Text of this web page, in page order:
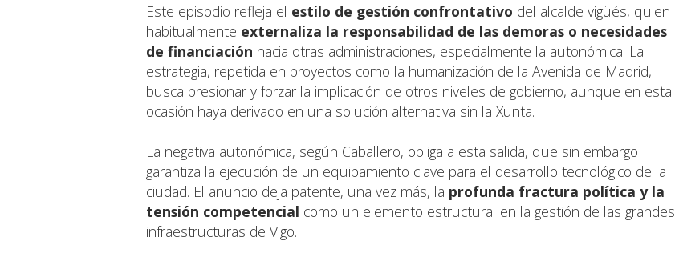
Este episodio refleja el estilo de gestión confrontativo del alcalde vigüés, quien
habitualmente externaliza la responsabilidad de las demoras o necesidades
de financiación hacia otras administraciones, especialmente la autonómica. La
estrategia, repetida en proyectos como la humanización de la Avenida de Madrid,
busca presionar y forzar la implicación de otros niveles de gobierno, aunque en esta
ocasión haya derivado en una solución alternativa sin la Xunta.
La negativa autonómica, según Caballero, obliga a esta salida, que sin embargo
garantiza la ejecución de un equipamiento clave para el desarrollo tecnológico de la
ciudad. El anuncio deja patente, una vez más, la profunda fractura política y la
tensión competencial como un elemento estructural en la gestión de las grandes
infraestructuras de Vigo.